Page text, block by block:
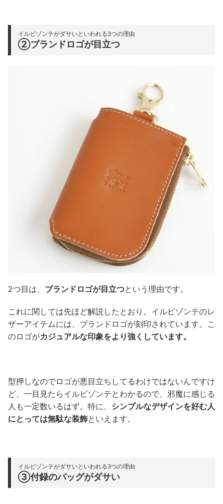
イルビゾンテがダサいといわれる3つの理由
②ブランドロゴが目立つ
2つ目は、 ブランドロゴが目立つという理由です。
これに関しては先ほど解説したとおり。イルビゾンテのレ
ザーアイテムには、ブランドロゴが刻印されています。こ
のロゴがカジュアルな印象をより強くしています。
型押しなのでロゴが悪目立ちしてるわけではないんですけ
ど、一目見たらイルビゾンテとわかるので、邪魔に感じる
人も一定数いるはず。特に、 シンプルなデザインを好む人
にとっては無駄な装飾といえます。
イルビゾンテがダサいといわれる3つの理由
③付録のバッグがダサい